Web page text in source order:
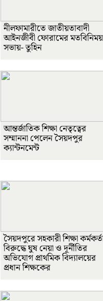
নীলফামারীতে জাতীয়তাবাদী
আইনজীবী ফোরামের মতবিনিময়
সভায়- তুহিন
আন্তর্জাতিক শিক্ষা নেতৃত্বের
সম্মাননা পেলেন সৈয়দপুর
ক্যান্টনমেন্ট
সৈয়দপুরে সহকারী শিক্ষা
বিরুদ্ধে ঘুষ নেয়া ও দূর্নীতির
অভিযোগ প্রাথমিক বিদ্যালয়ের
প্রধান শিক্ষকের